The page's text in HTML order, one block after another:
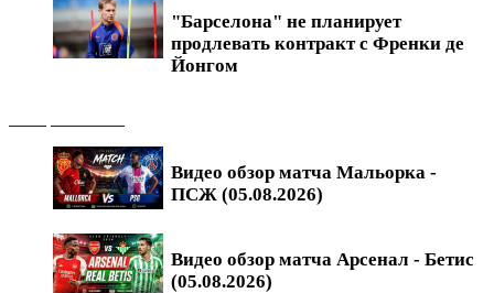
"Барселона" не планирует
продлевать контракт с Френки де
Йонгом
Видео обзор матча Мальорка -
ПСЖ (05.08.2026)
Видео обзор матча Арсенал - Бетис
(05.08.2026)